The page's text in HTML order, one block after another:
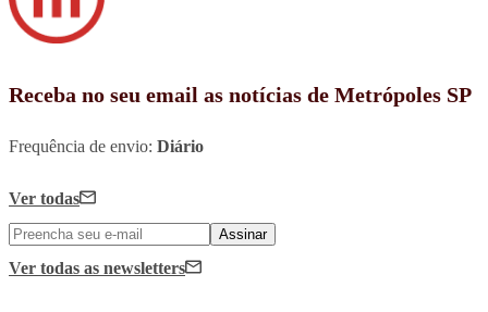
Receba no seu email as notícias de Metrópoles SP
Frequência de envio: Diário
Ver todas
Assinar
Ver todas as newsletters